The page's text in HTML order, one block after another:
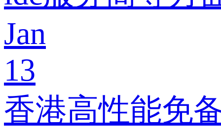
Jan
13
香港高性能免